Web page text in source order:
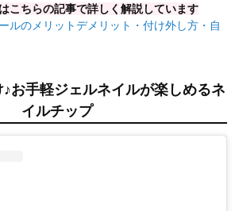
こちらの記事で詳しく解説しています
ルのメリットデメリット・付け外し方・自
お手軽ジェルネイルが楽しめるネ
イルチップ